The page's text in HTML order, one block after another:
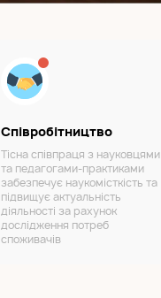
Співробітництво
Тісна співпраця з науковцями
та педагогами-практиками
забезпечує наукомісткість та
підвищує актуальність
діяльності за рахунок
дослідження потреб
споживачів